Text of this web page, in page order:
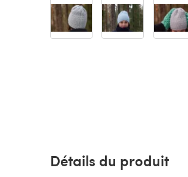
Détails du produit